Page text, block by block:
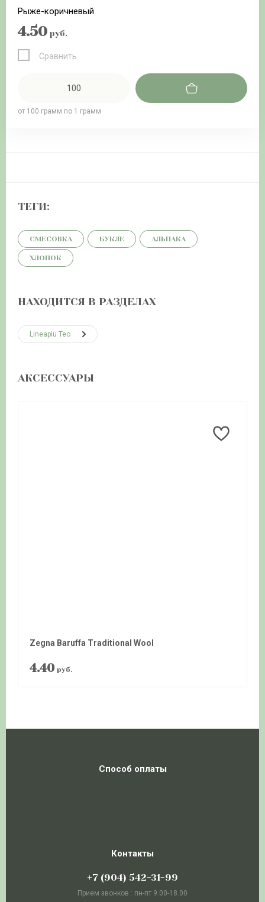
Рыже-коричневый
4.50 руб.
Сравнить
от 100 грамм по 1 грамм
ТЕГИ:
СМЕСОВКА БУКЛЕ АЛЬПАКА
ХЛОПОК
НАХОДИТСЯ В РАЗДЕЛАХ
Lineapiu Teo
АКСЕССУАРЫ
Zegna Baruffa Traditional Wool
4.40 руб.
Способ оплаты
Контакты
+7 (904) 542-31-99
Прием звонков : пн-пт 9.00-18.00